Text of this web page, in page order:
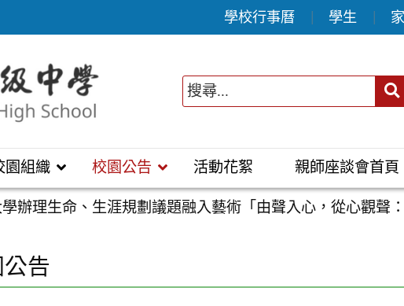
學校行事曆 學生
園組織 校園公告 活動花絮 親師座談會首頁
辦理生命、生涯規劃議題融入藝術「由聲入心，從心觀聲
告